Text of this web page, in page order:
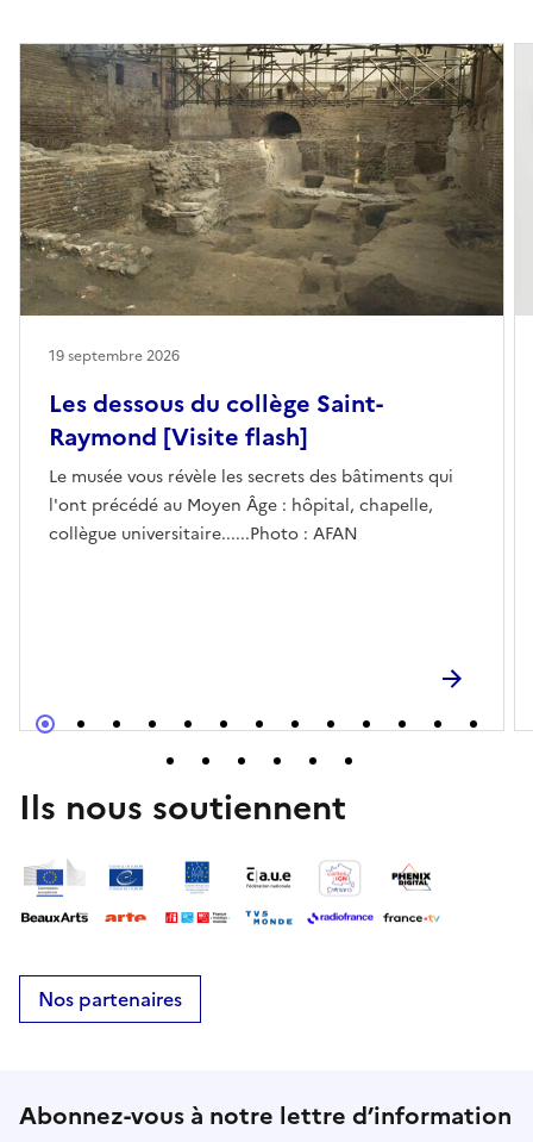
Les dessous du collège Saint-
Raymond [Visite flash]
Le musée vous révèle les secrets des bâtiments qui
l'ont précédé au Moyen Âge : hôpital, chapelle,
collègue universitaire......Photo : AFAN
19 septembre 2026
Ils nous soutiennent
Nos partenaires
Abonnez-vous à notre lettre d’information